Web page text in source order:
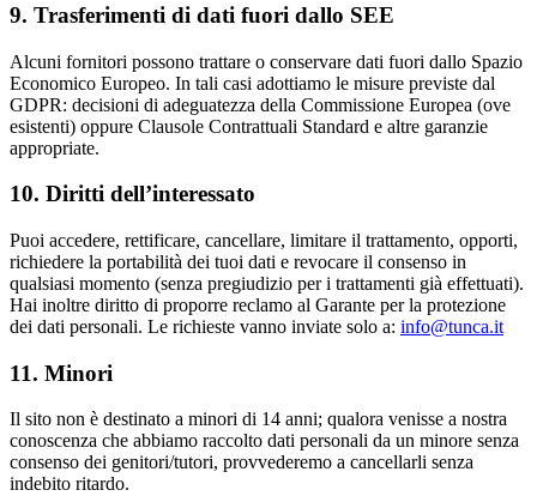
9. Trasferimenti di dati fuori dallo SEE
Alcuni fornitori possono trattare o conservare dati fuori dallo Spazio
Economico Europeo. In tali casi adottiamo le misure previste dal
GDPR: decisioni di adeguatezza della Commissione Europea (ove
esistenti) oppure Clausole Contrattuali Standard e altre garanzie
appropriate.
10. Diritti dell’interessato
Puoi accedere, rettificare, cancellare, limitare il trattamento, opporti,
richiedere la portabilità dei tuoi dati e revocare il consenso in
qualsiasi momento (senza pregiudizio per i trattamenti già effettuati).
Hai inoltre diritto di proporre reclamo al Garante per la protezione
dei dati personali. Le richieste vanno inviate solo a: info@tunca.it
11. Minori
Il sito non è destinato a minori di 14 anni; qualora venisse a nostra
conoscenza che abbiamo raccolto dati personali da un minore senza
consenso dei genitori/tutori, provvederemo a cancellarli senza
indebito ritardo.